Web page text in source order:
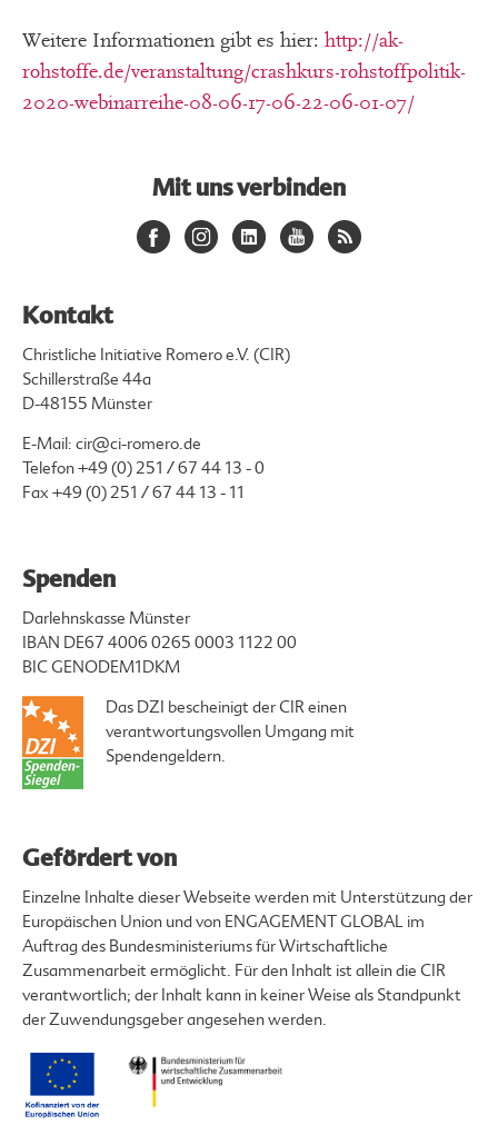
Weitere Informationen gibt es hier: http://ak-
rohstoffe.de/veranstaltung/crashkurs-rohstoffpolitik-
2020-webinarreihe-08-06-17-06-22-06-01-07/
Mit uns verbinden
Kontakt
Christliche Initiative Romero e.V. (CIR)
Schillerstraße 44a
D-48155 Münster
E-Mail: cir@ci-romero.de
Telefon+49 (0) 251 / 67 44 13 - 0
Fax +49 (0) 251 / 67 44 13 - 11
Spenden
Darlehnskasse Münster
IBAN DE67 4006 0265 0003 1122 00
BIC GENODEM1DKM
Das DZI bescheinigt der CIR einen
verantwortungsvollen Umgang mit
Spendengeldern.
Gefördert von
Einzelne Inhalte dieser Webseite werden mit Unterstützung der
Europäischen Union und von ENGAGEMENT GLOBAL im
Auftrag des Bundesministeriums für Wirtschaftliche
Zusammenarbeit ermöglicht. Für den Inhalt ist allein die CIR
verantwortlich; der Inhalt kann in keiner Weise als Standpunkt
der Zuwendungsgeber angesehen werden.